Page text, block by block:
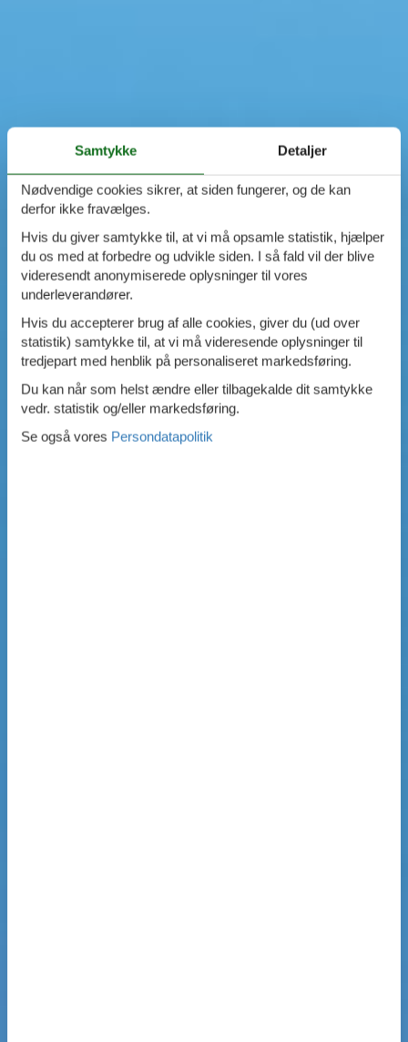
Samtykke Detaljer
Nødvendige cookies sikrer, at siden fungerer, og de kan
derfor ikke fravælges.
Hvis du giver samtykke til, at vi må opsamle statistik, hjælper
du os med at forbedre og udvikle siden. I så fald vil der blive
videresendt anonymiserede oplysninger til vores
underleverandører.
Hvis du accepterer brug af alle cookies, giver du (ud over
statistik) samtykke til, at vi må videresende oplysninger til
tredjepart med henblik på personaliseret markedsføring.
Du kan når som helst ændre eller tilbagekalde dit samtykke
vedr. statistik og/eller markedsføring.
Se også vores Persondatapolitik